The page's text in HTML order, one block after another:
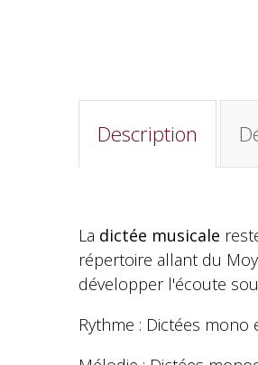
Description
La dictée musicale
répertoire allant du
développer l'écoute
Rythme : Dictées